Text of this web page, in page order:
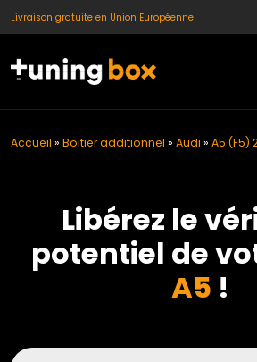
Livraison gratuite en Union Européenne
Accueil » Boitier additionnel » Audi » A5 (F5)
Libérez le
potentiel de
A5 !